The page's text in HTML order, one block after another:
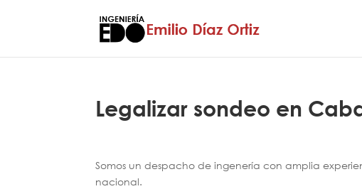
Legalizar sondeo en
Somos un despacho de ingenería con amplia
nacional.